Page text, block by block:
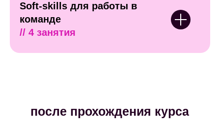
Soft-skills для работы в
команде
// 4 занятия